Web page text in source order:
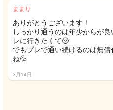
ままり
ありがとうございます！
しっかり通うのは年少からが
レに行きたくて🥺
でもプレで通い続けるのは無
ね💦
3月14日